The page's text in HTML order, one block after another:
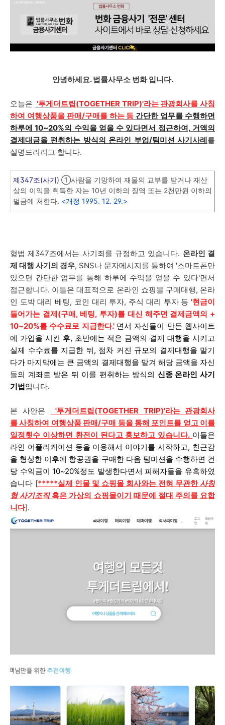
안녕하세요. 법률사무소 번화 입니다.
오늘은 '투게더트립(TOGETHER TRIP)'라는 관광회사를 사칭
하여 여행상품을 판매/구매를 하는 등 간단한 업무를 수행하면
하루에 10~20%의 수익을 얻을 수 있다면서 접근하여, 거액의
결제대금을 편취하는 방식의 온라인 부업/팀미션 사기사례를
설명드리려고 합니다.
제347조(사기) ①사람을 기망하여 재물의 교부를 받거나 재산
상의 이익을 취득한 자는 10년 이하의 징역 또는 2천만원 이하의
벌금에 처한다. <개정 1995. 12. 29.>
형법 제347조에서는 사기죄를 규정하고 있습니다. 온라인 결
제 대행 사기의 경우, SNS나 문자메시지를 통하여 '스마트폰만
있으면 간단한 업무를 통해 하루에 수익을 얻을 수 있다'면서
접근합니다. 이들은 대표적으로 온라인 쇼핑몰 구매대행, 온라
인 도박 대리 베팅, 코인 대리 투자, 주식 대리 투자 등 '현금이
들어가는 결제(구매, 베팅, 투자)를 대신 해주면 결제금액의 +
10~20%를 수수료로 지급한다.' 면서 자신들이 만든 웹사이트
에 가입을 시킨 후, 초반에는 적은 금액의 결제 대행을 시키고
실제 수수료를 지급한 뒤, 점차 커진 규모의 결제대행을 맡기
다가 마지막에는 큰 금액의 결제대행을 맡겨 해당 금액을 자신
들의 계좌로 받은 뒤 이를 편취하는 방식의 신종 온라인 사기
기법입니다.
본 사안은
'투게더트립(TOGETHER TRIP)'라는 관광회사
를사칭하여 여행상품 판매/구매 등을 통해 포인트를 얻고 이를
일정횟수 이상하면 환전이 된다고 홍보하고 있습니다. 이들은
라인 어플리케이션 등을 이용해서 이야기를 시작하고, 친근감
을 형성한 이후에 항공권을 구매한 다음 팀미션을 수행하면 건
당 수익금이 10~20%정도 발생한다면서 피해자들을 유혹하였
습니다 [*****실제 인물 및 쇼핑몰 회사와는 전혀 무관한 사칭
형 사기조직 혹은 가상의 쇼핑몰이기 때문에 절대 주의를 요합
니다].